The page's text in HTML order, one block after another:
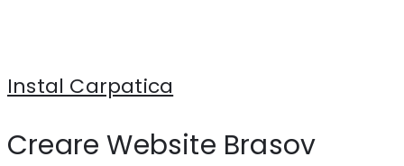
Instal Carpatica
Creare Website Brasov